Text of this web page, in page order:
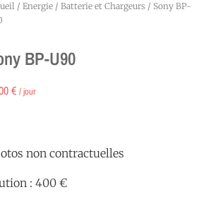
/ Energie / Batterie et Chargeurs / Sony BP-
BP-U90
€ / jour
non contractuelles
: 400 €